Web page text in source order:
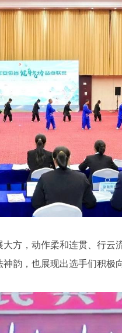
方，动作柔和连贯、行云
韵，也展现出选手们积极